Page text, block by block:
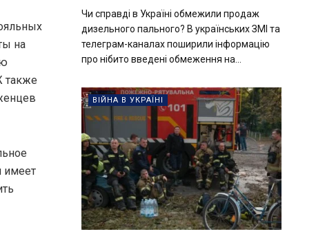
на
также
имеет
Чи справді в Україні обмежили продаж
дизельного пального? В українських ЗМІ та
телеграм-каналах поширили інформацію
про нібито введені обмеження на...
ВІЙНА В УКРАЇНІ